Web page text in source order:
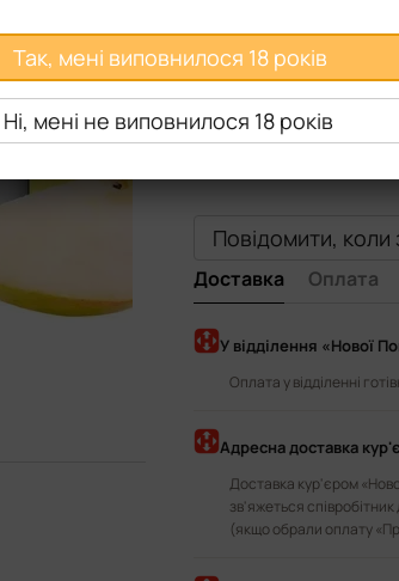
Strawberry Apricot
Lychee
Blueberry
Raspberry
Cola
Повідомити, коли
Доставка Оплата
У відділення «Нової
Оплата у відділенні
Адресна доставка
Доставка кур'єром
зв'яжеться
(якщо обрали оплату
Так, мені виповнилося 18 років
Ні, мені не виповнилося 18 років